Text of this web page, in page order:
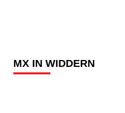
MX IN WIDDERN